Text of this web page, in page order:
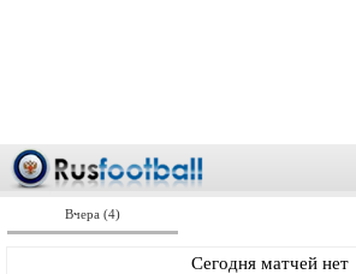
Вчера (4)
Сегодня матчей нет